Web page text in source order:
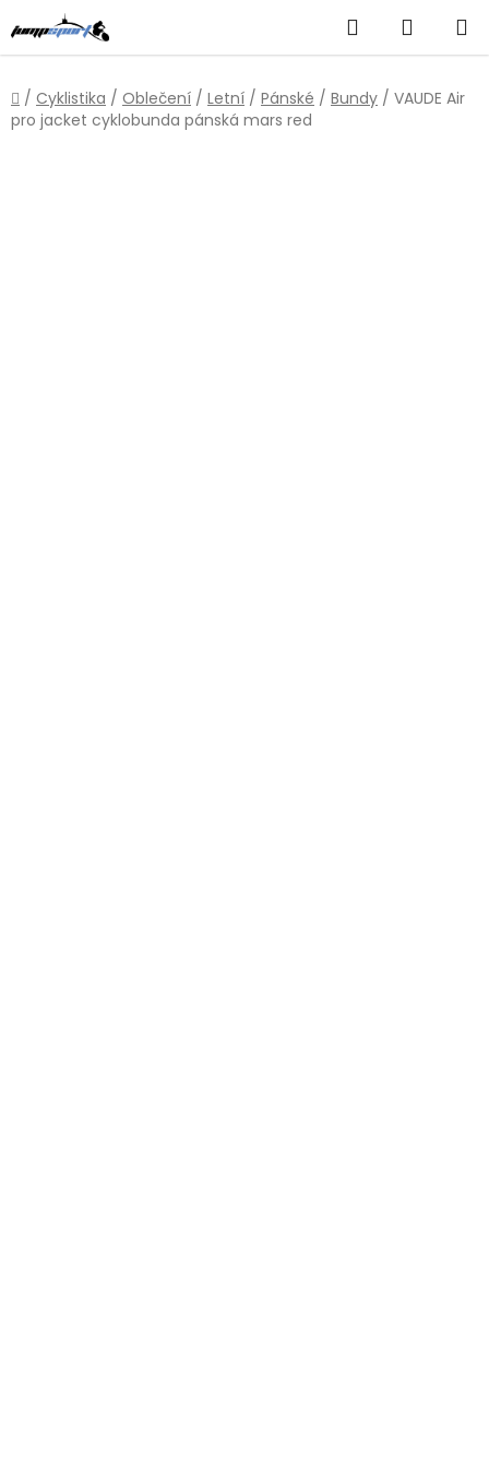
na
obsah
Hledat
KOŠÍK
Domů
/ Cyklistika / Oblečení / Letní / Pánské / Bundy / VAUDE Air
pro jacket cyklobunda pánská mars red